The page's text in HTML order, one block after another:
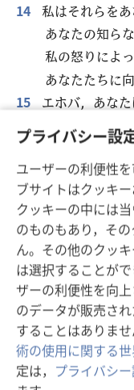
プライバシー設
ユーザーの利便性
ブサイトはクッキ
クッキーの中には
のものもあり，そ
ん。その他のクッ
は選択することが
ザーの利便性を向
のデータが販売さ
することはありませ
術の使用に関する
定は， プライバシ
14
私はそれらをあ
あなたの知ら
私の怒りによ
あなたたちに
15
エホバ，あなた
私を思い出し
私を迫害する
あなたが怒り
，というこ
私があなたの
てください s
16 私はあなたの
あなたの言葉
た。
大軍を率いる
ています。
17私は浮かれ騒ぐ